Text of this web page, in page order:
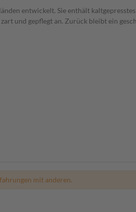
entwickelt. Sie enthält
und gepflegt an. Zurück bleibt ein
mit anderen.